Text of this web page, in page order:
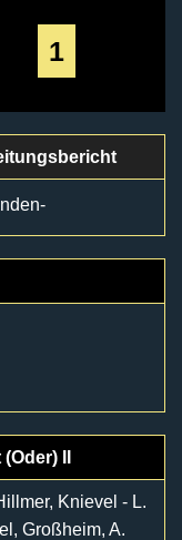
1
II
Knievel - L.
Großheim, A.